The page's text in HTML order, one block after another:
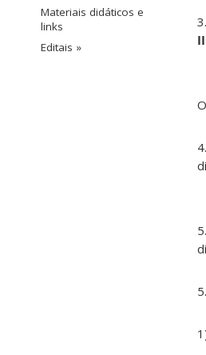
Materiais didáticos e
links
Editais »
II